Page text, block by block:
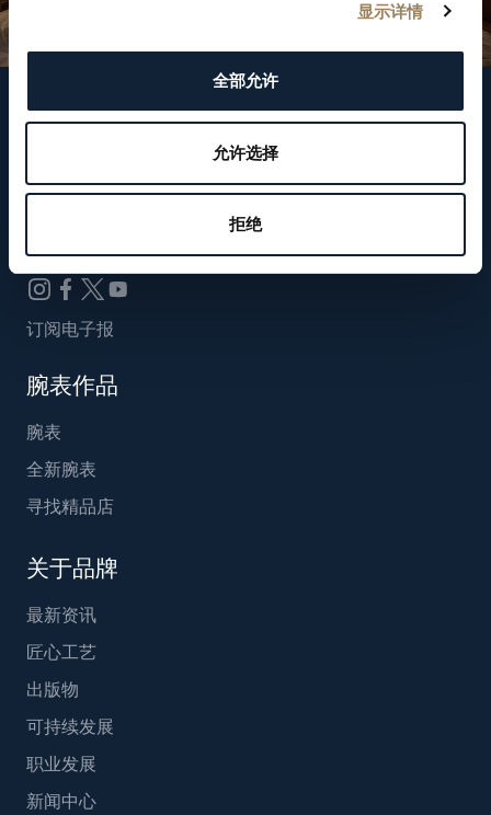
显示详情
全部允许
允许选择
拒绝
关注我们
WeChat ID
Breguet_China
订阅电子报
腕表作品
腕表
全新腕表
寻找精品店
关于品牌
最新资讯
匠心工艺
出版物
可持续发展
职业发展
新闻中心